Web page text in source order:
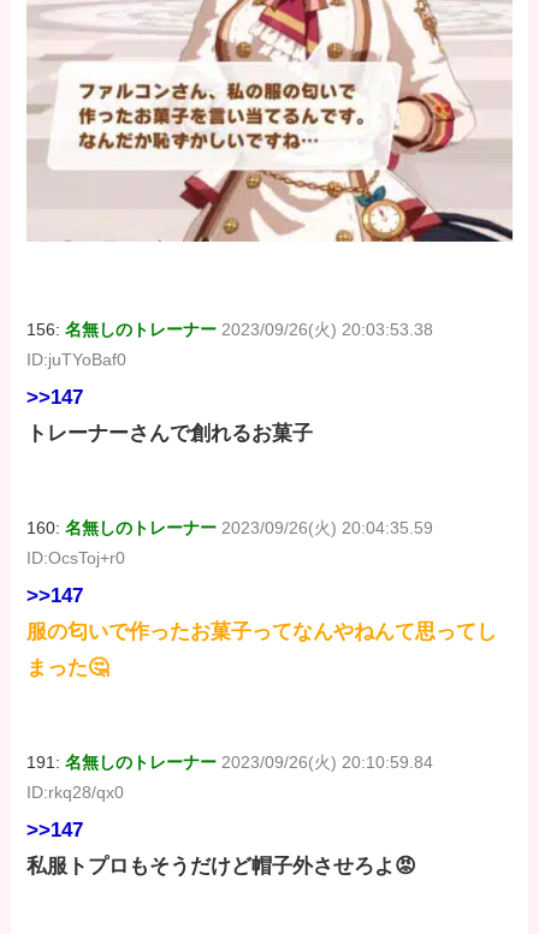
156:名無しのトレーナー 2023/09/26(火) 20:03:53.38
ID:juTYoBaf0
>>147
トレーナーさんで創れるお菓子
160:名無しのトレーナー 2023/09/26(火) 20:04:35.59
ID:OcsToj+r0
>>147
服の匂いで作ったお菓子ってなんやねんて思ってし
まった🤔
191:名無しのトレーナー 2023/09/26(火) 20:10:59.84
ID:rkq28/qx0
>>147
私服トプロもそうだけど帽子外させろよ😡